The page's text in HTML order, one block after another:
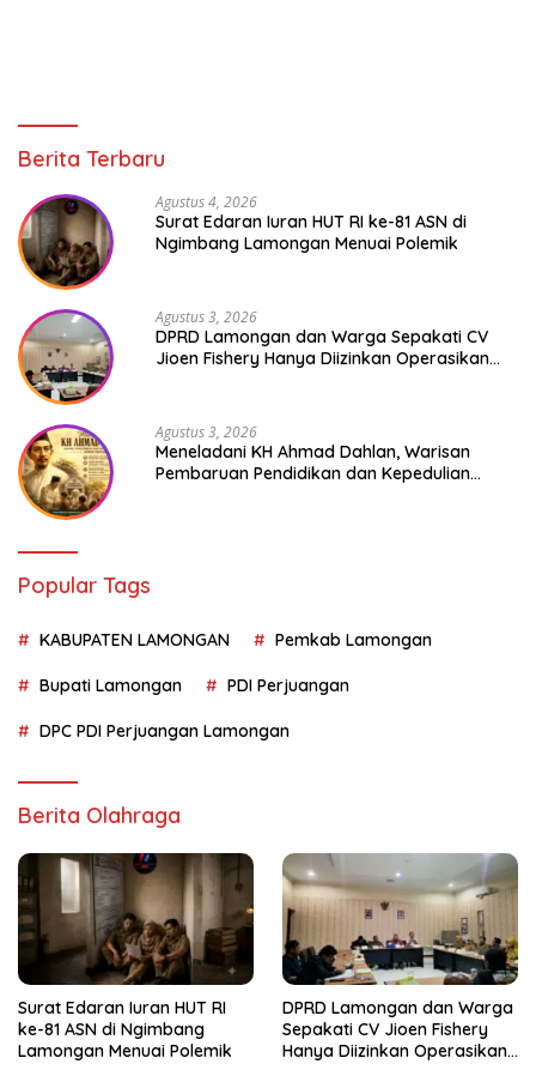
Berita Terbaru
Agustus 4, 2026
Surat Edaran Iuran HUT RI ke-81 ASN di
Ngimbang Lamongan Menuai Polemik
Agustus 3, 2026
DPRD Lamongan dan Warga Sepakati CV
Jioen Fishery Hanya Diizinkan Operasikan
Agustus 3, 2026
Meneladani KH Ahmad Dahlan, Warisan
Pembaruan Pendidikan dan Kepedulian
Popular Tags
KABUPATEN LAMONGAN Pemkab Lamongan
Bupati Lamongan PDI Perjuangan
DPC PDI Perjuangan Lamongan
Berita Olahraga
Surat Edaran Iuran HUT RI
ke-81 ASN di Ngimbang
Lamongan Menuai Polemik
DPRD Lamongan dan Warga
Sepakati CV Jioen Fishery
Hanya Diizinkan Operasikan